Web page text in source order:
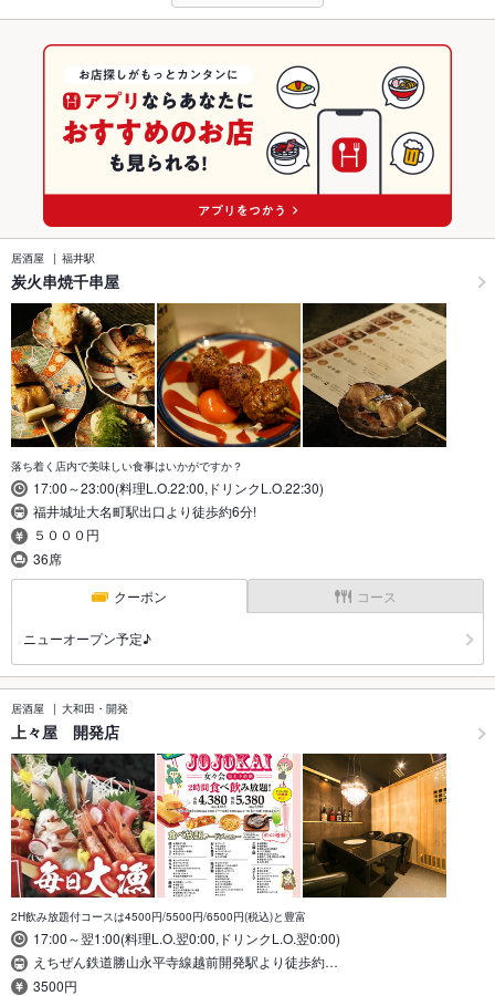
居酒屋 福井駅
炭火串焼千串屋
落ち着く店内で美味しい食事はいかがですか？
17:00～23:00(料理L.O.22:00,ドリンクL.O.22:30)
福井城址大名町駅出口より徒歩約6分!
５０００円
36席
クーポン コース
ニューオープン予定♪
居酒屋 大和田・開発
上々屋 開発店
2H飲み放題付コースは4500円/5500円/6500円(税込)と豊富
17:00～翌1:00(料理L.O.翌0:00,ドリンクL.O.翌0:00)
えちぜん鉄道勝山永平寺線越前開発駅より徒歩約…
3500円